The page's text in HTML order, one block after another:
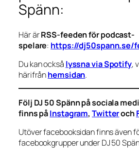
Spänn:
Här ärRSS-feeden för podcast-
spelare: https://dj50spann.se/
Du kan också lyssna via Spotify,
härifrånhemsidan.
Följ DJ 50 Spänn på sociala
finns påInstagram,Twitteroch
Utöver facebooksidan finns även
facebookgrupper under DJ 50